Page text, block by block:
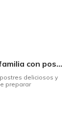
¡Dulce y Saludable! Consienta a su familia con postres deliciosos y sin culpas
deliciosos y
preparar